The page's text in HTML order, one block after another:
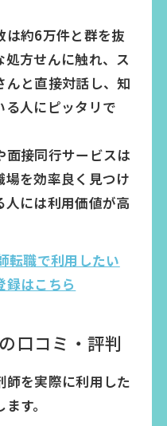
は約6万件と群を抜
方せんに触れ、ス
んと直接対話し、知
人にピッタリで
面接同行サービスは
を効率良く見つけ
には利用価値が高
転職で利用したい
録はこちら
口コミ・評判
師を実際に利用した
す。